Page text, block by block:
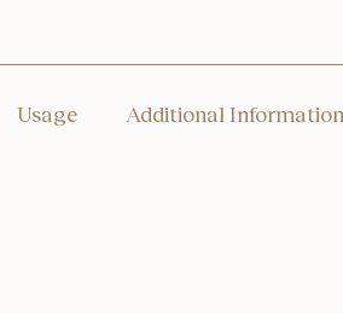
Usage Additional Information